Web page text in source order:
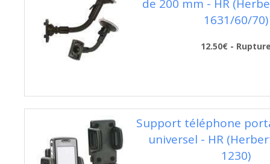
de 200 mm - HR
1631/60/70)
12.50€ -
Support téléphone
universel - HR
1230)